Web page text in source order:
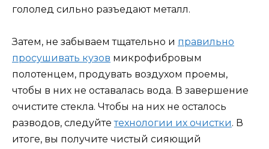
гололед сильно разъедают металл.
Затем, не забываем тщательно и правильно
просушивать кузов микрофибровым
полотенцем, продувать воздухом проемы,
чтобы в них не оставалась вода. В завершение
очистите стекла. Чтобы на них не осталось
разводов, следуйтетехнологии их очистки. В
итоге, вы получите чистый сияющий